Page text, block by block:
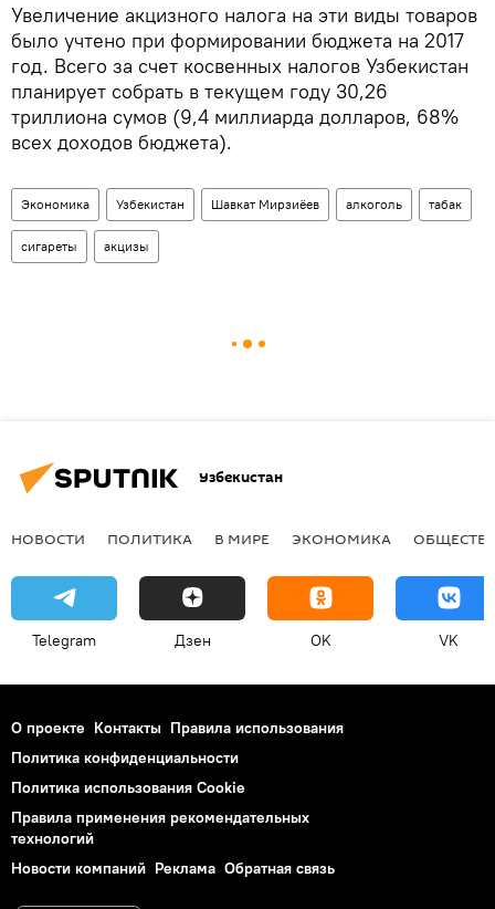
Увеличение акцизного налога на эти виды товаров
было учтено при формировании бюджета на 2017
год. Всего за счет косвенных налогов Узбекистан
планирует собрать в текущем году 30,26
триллиона сумов (9,4 миллиарда долларов, 68%
всех доходов бюджета).
Экономика Узбекистан Шавкат Мирзиёев алкоголь табак
сигареты акцизы
Узбекистан
НОВОСТИ ПОЛИТИКА В МИРЕ ЭКОНОМИКА
Telegram Дзен OK VK
О проекте Контакты Правила использования
Политика конфиденциальности
Политика использования Cookie
Правила применения рекомендательных
технологий
Новости компаний Реклама Обратная связь